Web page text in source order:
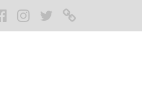
Facebook
Instagram
twitterLINE